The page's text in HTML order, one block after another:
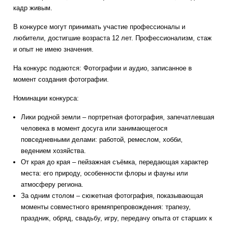
кадр живым.
В конкурсе могут принимать участие профессионалы и
любители, достигшие возраста 12 лет. Профессионализм, стаж
и опыт не имею значения.
На конкурс подаются: Фотографии и аудио, записанное в
момент создания фотографии.
Номинации конкурса:
Лики родной земли – портретная фотография, запечатлевшая
человека в момент досуга или занимающегося
повседневными делами: работой, ремеслом, хобби,
ведением хозяйства.
От края до края – пейзажная съёмка, передающая характер
места: его природу, особенности флоры и фауны или
атмосферу региона.
За одним столом – сюжетная фотография, показывающая
моменты совместного времяпрепровождения: трапезу,
праздник, обряд, свадьбу, игру, передачу опыта от старших к